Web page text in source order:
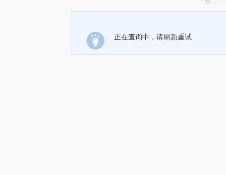
正在查询中，请刷新重试